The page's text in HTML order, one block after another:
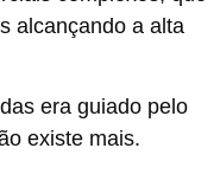
alcançando a alta
era guiado pelo
existe mais.